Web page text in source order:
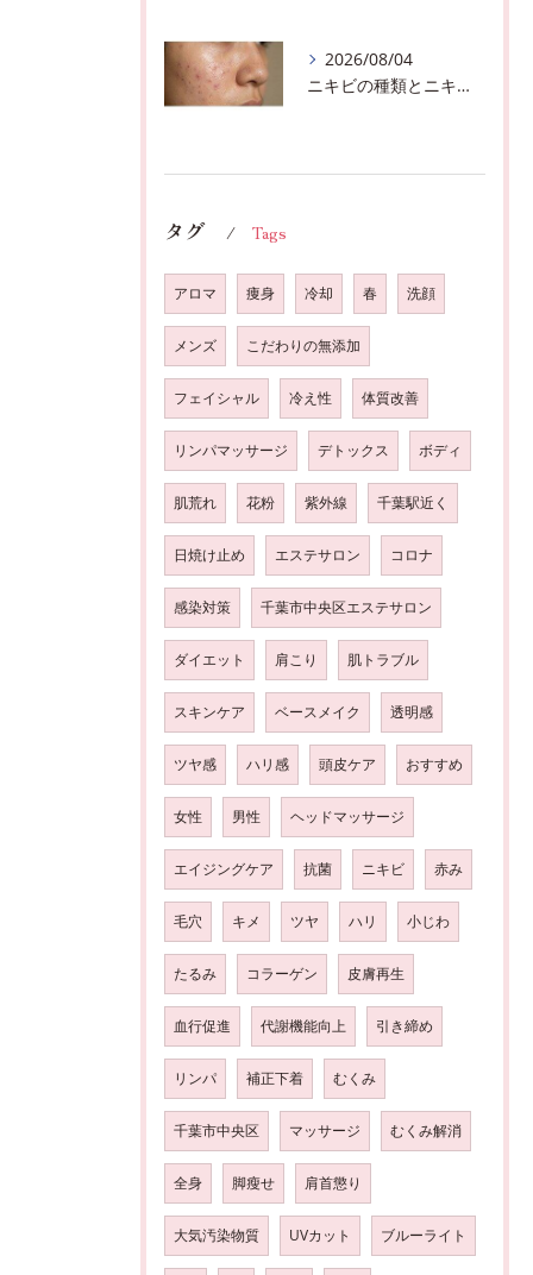
2026/08/04
ニキビの種類とニキビを作らないスキンケア方法♪千葉市中央区フェイシャルエステサロン
タグ Tags
アロマ 痩身 冷却 春 洗顔
メンズ こだわりの無添加
フェイシャル 冷え性 体質改善
リンパマッサージ デトックス ボディ
肌荒れ 花粉 紫外線 千葉駅近く
日焼け止め エステサロン コロナ
感染対策 千葉市中央区エステサロン
ダイエット 肩こり 肌トラブル
スキンケア ベースメイク 透明感
ツヤ感 ハリ感 頭皮ケア おすすめ
女性 男性 ヘッドマッサージ
エイジングケア 抗菌 ニキビ 赤み
毛穴 キメ ツヤ ハリ 小じわ
たるみ コラーゲン 皮膚再生
血行促進 代謝機能向上 引き締め
リンパ 補正下着 むくみ
千葉市中央区 マッサージ むくみ解消
全身 脚瘦せ 肩首懲り
大気汚染物質 UVカット ブルーライト